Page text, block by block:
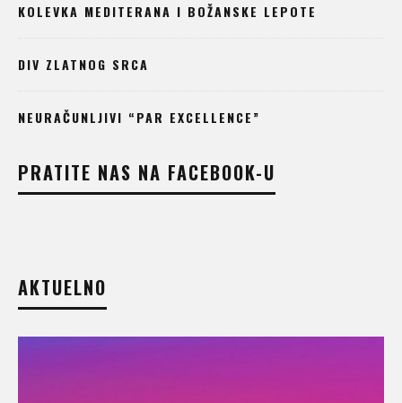
KOLEVKA MEDITERANA I BOŽANSKE LEPOTE
DIV ZLATNOG SRCA
NEURAČUNLJIVI “PAR EXCELLENCE”
PRATITE NAS NA FACEBOOK-U
AKTUELNO